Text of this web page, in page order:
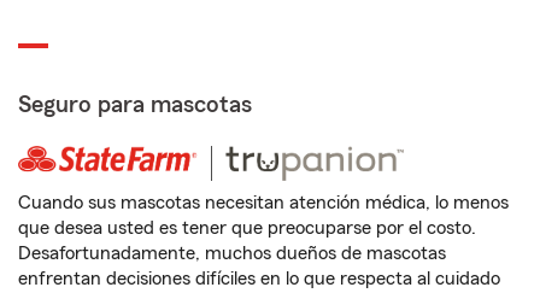
Seguro para mascotas
Cuando sus mascotas necesitan atención médica, lo menos
que desea usted es tener que preocuparse por el costo.
Desafortunadamente, muchos dueños de mascotas
enfrentan decisiones difíciles en lo que respecta al cuidado